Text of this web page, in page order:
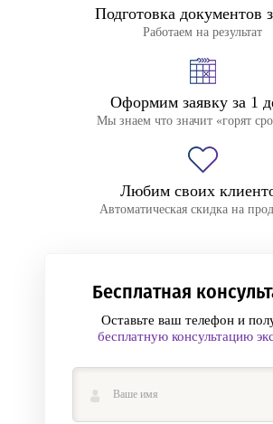
Подготовка документов
Работаем на результат
Оформим заявку за 1
Мы знаем что значит «горят
Любим своих
Автоматическая скидка на
Бесплатная
Оставьте ваш телефон и
бесплатную консультацию